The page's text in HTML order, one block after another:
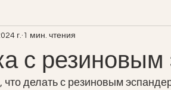
Курсы Фасция
Упражнения Лицо и шея
с
г. 1 мин. чтения
делать с резиновым